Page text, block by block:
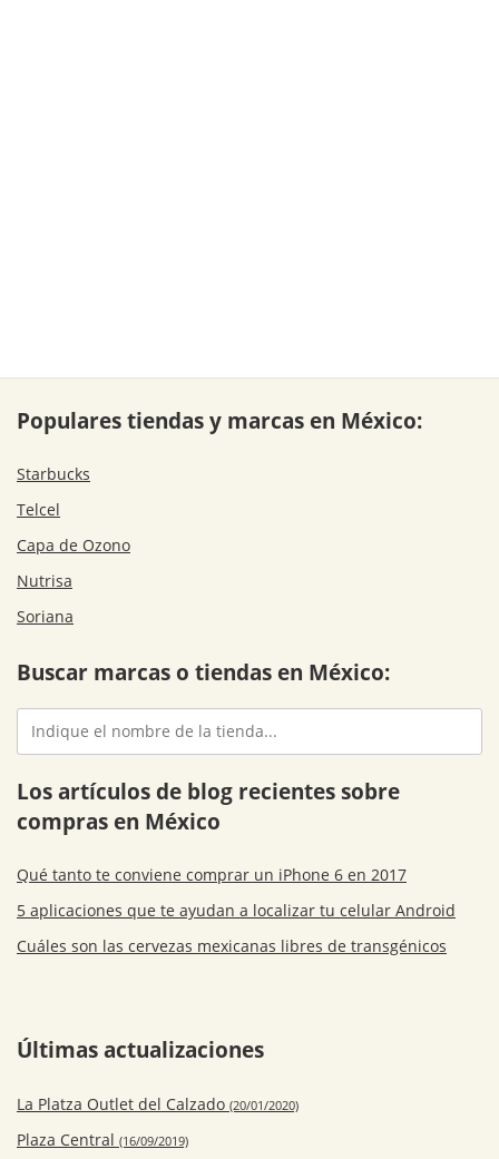
Populares tiendas y marcas en México:
Starbucks
Telcel
Capa de Ozono
Nutrisa
Soriana
Buscar marcas o tiendas en México:
Los artículos de blog recientes sobre
compras en México
Qué tanto te conviene comprar un iPhone 6 en 2017
5 aplicaciones que te ayudan a localizar tu celular Android
Cuáles son las cervezas mexicanas libres de transgénicos
Últimas actualizaciones
La Platza Outlet del Calzado (20/01/2020)
Plaza Central (16/09/2019)